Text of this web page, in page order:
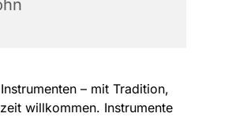
– mit Tradition,
willkommen. Instrumente